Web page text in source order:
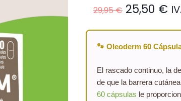
29,95€ El
precio
original
era:
29,95 €.
25,50 € El
es:
🐾 Oleoderm 60
El rascado continuo, la
de que la barrera
60 cápsulas le